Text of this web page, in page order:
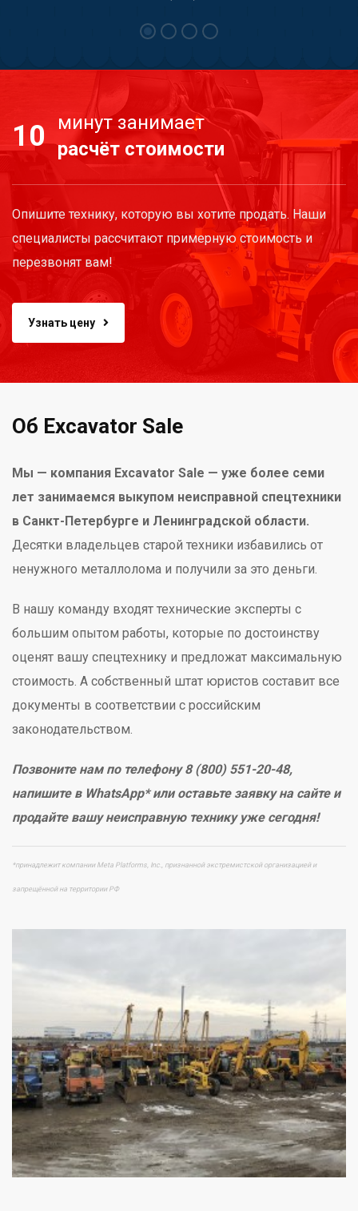
10
минут занимает
расчёт стоимости
Опишите технику, которую вы хотите продать. Наши
специалисты рассчитают примерную стоимость и
перезвонят вам!
Узнать цену
Об Excavator Sale
Мы — компания Excavator Sale — уже более семи
лет занимаемся выкупом неисправной спецтехники
в Санкт-Петербурге и Ленинградской области.
Десятки владельцев старой техники избавились от
ненужного металлолома и получили за это деньги.
В нашу команду входят технические эксперты с
большим опытом работы, которые по достоинству
оценят вашу спецтехнику и предложат максимальную
стоимость. А собственный штат юристов составит все
документы в соответствии с российским
законодательством.
Позвоните нам по телефону 8 (800) 551-20-48,
напишите в WhatsApp* или оставьте заявку на сайте и
продайте вашу неисправную технику уже сегодня!
*принадлежит компании Meta Platforms, Inc., признанной экстремистской организацией и
запрещённой на территории РФ